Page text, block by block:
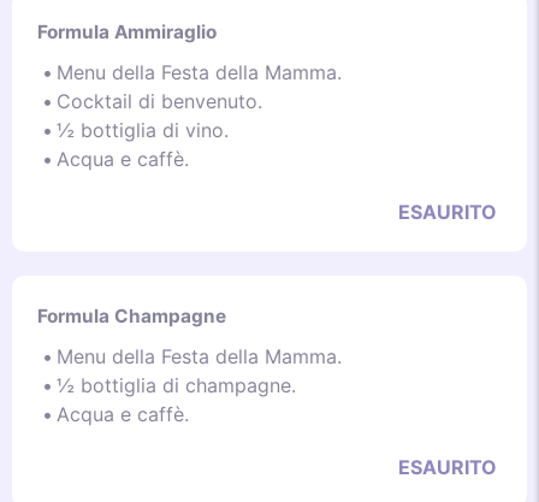
Formula Ammiraglio
Menu della Festa della Mamma.
Cocktail di benvenuto.
½ bottiglia di vino.
Acqua e caffè.
ESAURITO
Formula Champagne
Menu della Festa della Mamma.
½ bottiglia di champagne.
Acqua e caffè.
ESAURITO